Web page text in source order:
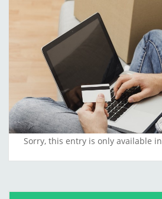
Sorry, this entry is only available in